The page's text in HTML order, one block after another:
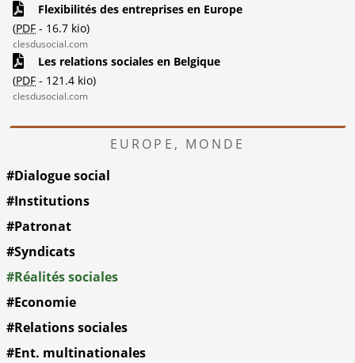
Flexibilités des entreprises en Europe
(PDF - 16.7 kio)
clesdusocial.com
Les relations sociales en Belgique
(PDF - 121.4 kio)
clesdusocial.com
EUROPE, MONDE
#Dialogue social
#Institutions
#Patronat
#Syndicats
#Réalités sociales
#Economie
#Relations sociales
#Ent. multinationales